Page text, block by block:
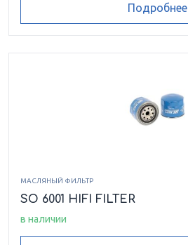
Подробнее
МАСЛЯНЫЙ ФИЛЬТР
SO 6001 HIFI FILTER
в наличии